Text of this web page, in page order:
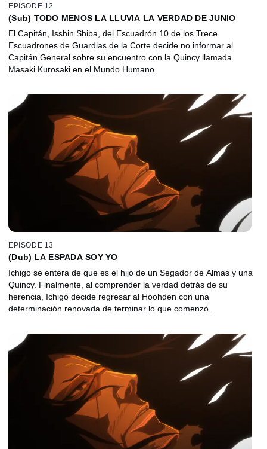
EPISODE 12
(Sub) TODO MENOS LA LLUVIA LA VERDAD DE JUNIO
El Capitán, Isshin Shiba, del Escuadrón 10 de los Trece
Escuadrones de Guardias de la Corte decide no informar al
Capitán General sobre su encuentro con la Quincy llamada
Masaki Kurosaki en el Mundo Humano.
EPISODE 13
(Dub) LA ESPADA SOY YO
Ichigo se entera de que es el hijo de un Segador de Almas y una
Quincy. Finalmente, al comprender la verdad detrás de su
herencia, Ichigo decide regresar al Hoohden con una
determinación renovada de terminar lo que comenzó.